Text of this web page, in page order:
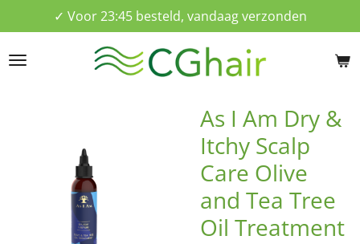
direct
naar
✓ Voor 23:45 besteld, vandaag verzonden
As I Am Dry &
Itchy Scalp
Care Olive
and Tea Tree
Oil Treatment